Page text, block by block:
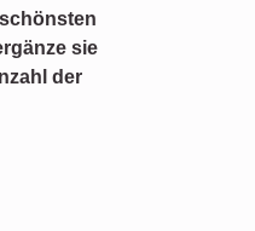
sie
der